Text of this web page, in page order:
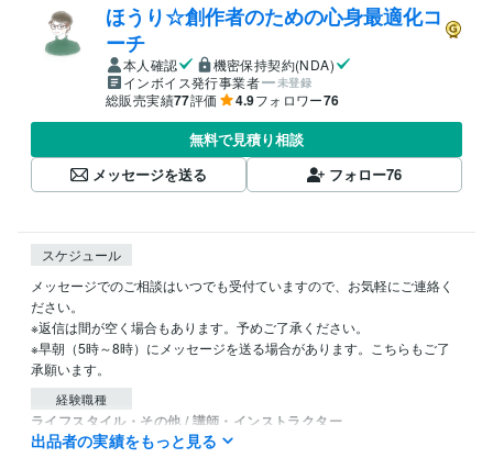
ほうり☆創作者のための心身最適化コ
ーチ
本人確認
機密保持契約(NDA)
インボイス発行事業者
未登録
総販売実績77評価 4.9フォロワー76
無料で見積り相談
メッセージを送る
フォロー76
スケジュール
メッセージでのご相談はいつでも受付ていますので、お気軽にご連絡く
ださい。
※返信は間が空く場合もあります。予めご了承ください。
※早朝（5時～8時）にメッセージを送る場合があります。こちらもご了
承願います。
経験職種
ライフスタイル・その他 / 講師・インストラクター
ライフスタイル・その他 / カウンセラー・コーチ
出品者の実績をもっと見る